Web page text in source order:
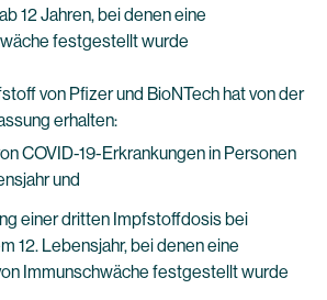
12 Jahren, bei denen eine
festgestellt wurde
von Pfizer und BioNTech hat von der
erhalten:
COVID-19-Erkrankungen in Personen
und
einer dritten Impfstoffdosis bei
12. Lebensjahr, bei denen eine
Immunschwäche festgestellt wurde